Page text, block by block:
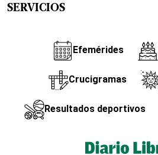
SERVICIOS
Efemérides
Crucigramas
Resultados deportivos